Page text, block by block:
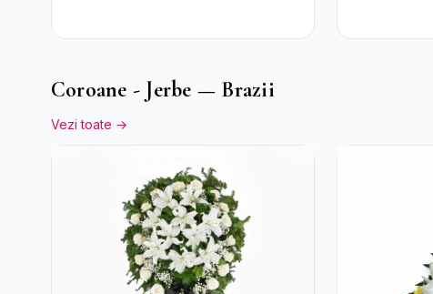
Coroane - Jerbe — Brazii
Vezi toate →